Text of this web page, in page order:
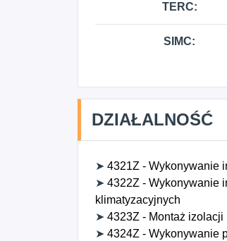
TERC:
SIMC:
DZIAŁALNOŚĆ
➤ 4321Z - Wykonywanie
➤ 4322Z - Wykonywanie
klimatyzacyjnych
➤ 4323Z - Montaż izolacji
➤ 4324Z - Wykonywanie